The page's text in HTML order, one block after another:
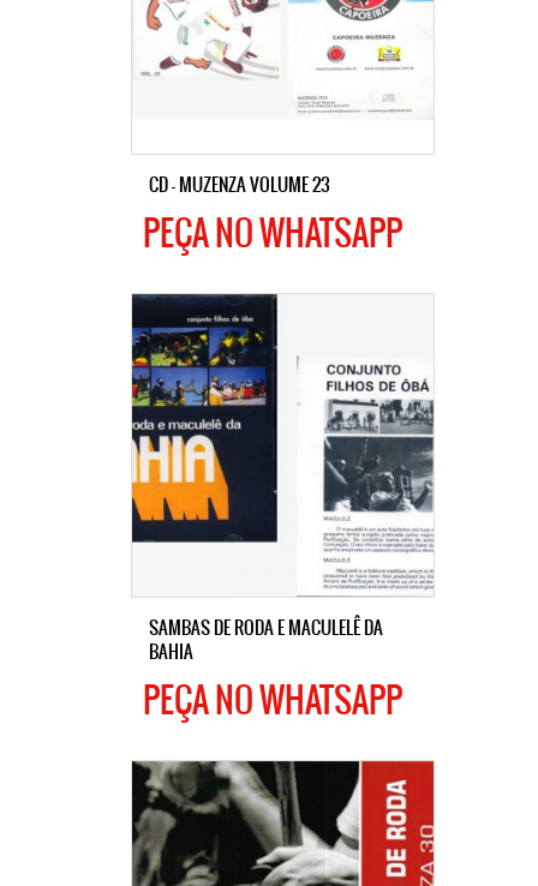
CD – MUZENZA VOLUME 23
PEÇA NO WHATSAPP
SAMBAS DE RODA E MACULELÊ DA
BAHIA
PEÇA NO WHATSAPP